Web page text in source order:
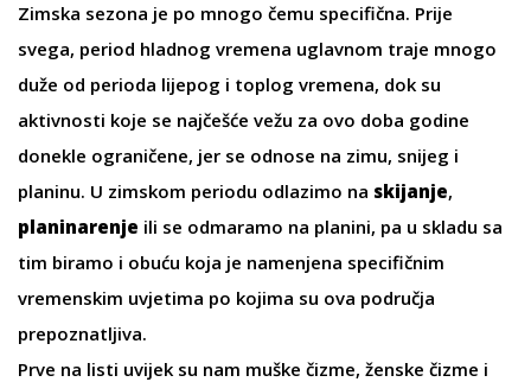
Zimska sezona je po mnogo čemu specifična. Prije
svega, period hladnog vremena uglavnom traje mnogo
duže od perioda lijepog i toplog vremena, dok su
aktivnosti koje se najčešće vežu za ovo doba godine
donekle ograničene, jer se odnose na zimu, snijeg i
planinu. U zimskom periodu odlazimo na skijanje,
planinarenje ili se odmaramo na planini, pa u skladu sa
tim biramo i obuću koja je namenjena specifičnim
vremenskim uvjetima po kojima su ova područja
prepoznatljiva.
Prve na listi uvijek su nam muške čizme, ženske čizme i